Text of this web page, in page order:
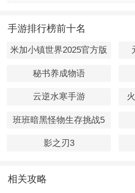
手游排行榜前十名
米加小镇世界2025官方版
秘书养成物语
云逆水寒手游
班班暗黑怪物生存挑战5
影之刃3
相关攻略